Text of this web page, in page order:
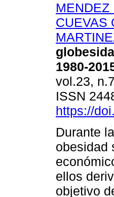
MENDEZ
CUEVAS
1980-
vol.23,
ISSN
https://
Durante
obesidad
ellos
objetivo